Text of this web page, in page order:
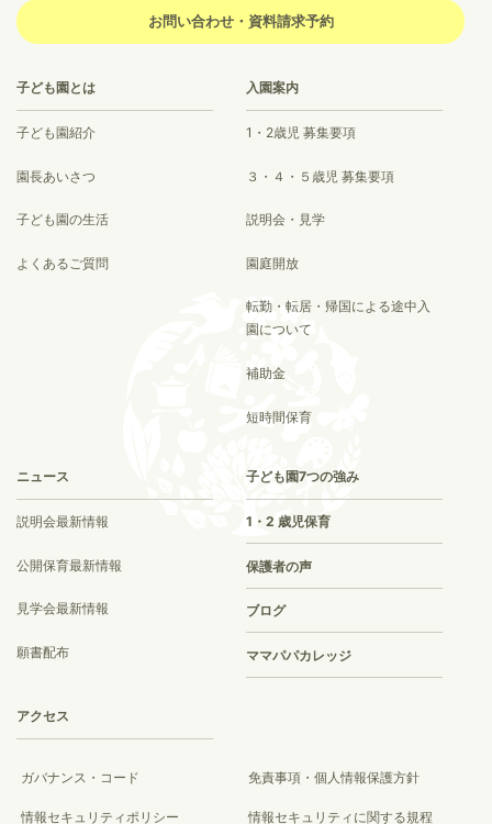
お問い合わせ・資料請求予約
子ども園とは
子ども園紹介
園長あいさつ
子ども園の生活
よくあるご質問
入園案内
1・2歳児 募集要項
３・４・５歳児 募集要項
説明会・見学
園庭開放
転勤・転居・帰国による途中入
園について
補助金
短時間保育
ニュース
説明会最新情報
公開保育最新情報
見学会最新情報
願書配布
子ども園7つの強み
1・2 歳児保育
保護者の声
ブログ
ママパパカレッジ
アクセス
ガバナンス・コード 免責事項・個人情報保護方針
情報セキュリティポリシー 情報セキュリティに関する規程